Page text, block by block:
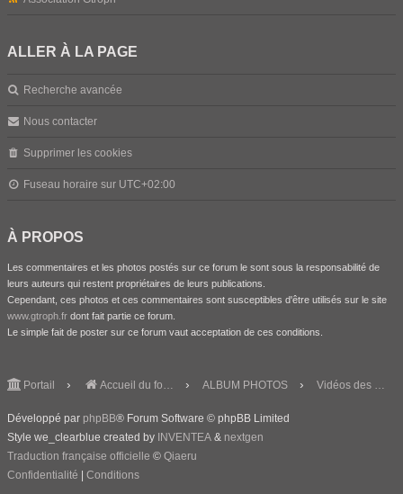
ALLER À LA PAGE
Recherche avancée
Nous contacter
Supprimer les cookies
Fuseau horaire sur UTC+02:00
À PROPOS
Les commentaires et les photos postés sur ce forum le sont sous la responsabilité de
leurs auteurs qui restent propriétaires de leurs publications.
Cependant, ces photos et ces commentaires sont susceptibles d'être utilisés sur le site
www.gtroph.fr dont fait partie ce forum.
Le simple fait de poster sur ce forum vaut acceptation de ces conditions.
Portail Accueil du forum ALBUM PHOTOS Vidéos des membres
Développé par phpBB® Forum Software © phpBB Limited
Style we_clearblue created by INVENTEA & nextgen
Traduction française officielle © Qiaeru
Confidentialité
Conditions